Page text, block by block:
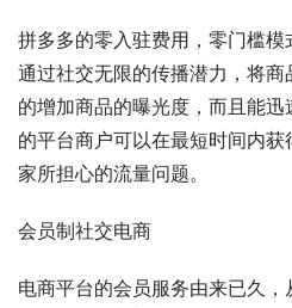
拼多多的零入驻费用，零门槛模
通过社交无限的传播潜力，将
的增加商品的曝光度，而且能
的平台商户可以在最短时间内
家所担心的流量问题。
会员制社交电商
电商平台的会员服务由来已久